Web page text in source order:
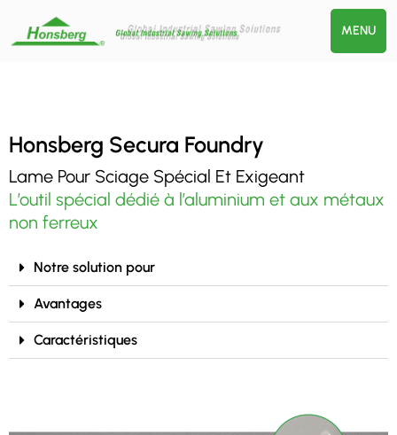
MENU
Honsberg Secura Foundry
Lame Pour Sciage Spécial Et Exigeant
L’outil spécial dédié à l’aluminium et aux métaux
non ferreux
Notre solution pour
Avantages
Caractéristiques